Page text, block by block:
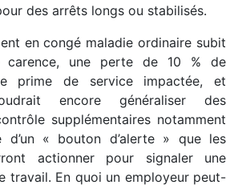
des arrêts longs ou stabilisés.
en congé maladie ordinaire subit
une perte de 10 % de
prime de service impactée, et
encore généraliser des
supplémentaires notamment
« bouton d’alerte » que les
actionner pour signaler une
travail. En quoi un employeur peut-